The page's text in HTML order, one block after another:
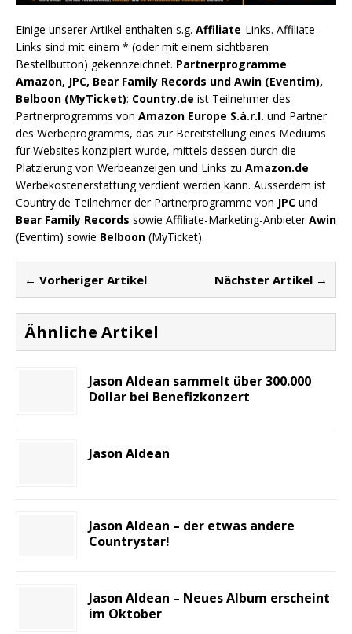
Einige unserer Artikel enthalten s.g. Affiliate-Links. Affiliate-
Links sind mit einem * (oder mit einem sichtbaren
Bestellbutton) gekennzeichnet. Partnerprogramme
Amazon, JPC, Bear Family Records und Awin (Eventim),
Belboon (MyTicket): Country.de ist Teilnehmer des
Partnerprogramms von Amazon Europe S.à.r.l. und Partner
des Werbeprogramms, das zur Bereitstellung eines Mediums
für Websites konzipiert wurde, mittels dessen durch die
Platzierung von Werbeanzeigen und Links zu Amazon.de
Werbekostenerstattung verdient werden kann. Ausserdem ist
Country.de Teilnehmer der Partnerprogramme von JPC und
Bear Family Records sowie Affiliate-Marketing-AnbieterAwin
(Eventim) sowie Belboon (MyTicket).
← Vorheriger Artikel Nächster Artikel →
Ähnliche Artikel
Jason Aldean sammelt über 300.000
Dollar bei Benefizkonzert
Jason Aldean
Jason Aldean – der etwas andere
Countrystar!
Jason Aldean – Neues Album erscheint
im Oktober